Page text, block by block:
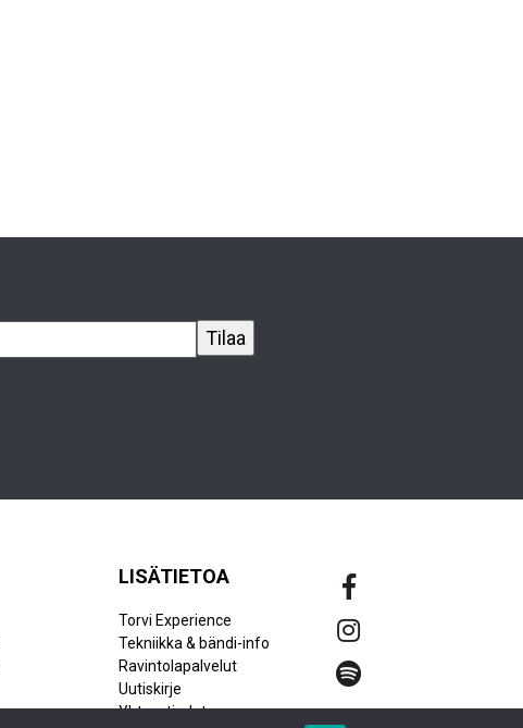
LISÄTIETOA
Torvi Experience
Tekniikka & bändi-info
Ravintolapalvelut
Uutiskirje
Yhteystiedot